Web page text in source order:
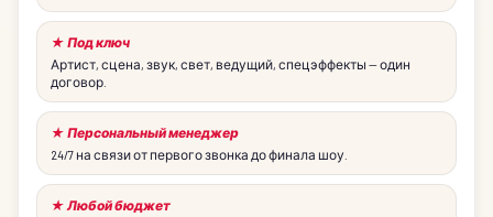
★ Под ключ
Артист, сцена, звук, свет, ведущий, спецэффекты — один
договор.
★ Персональный менеджер
24/7 на связи от первого звонка до финала шоу.
★ Любой бюджет